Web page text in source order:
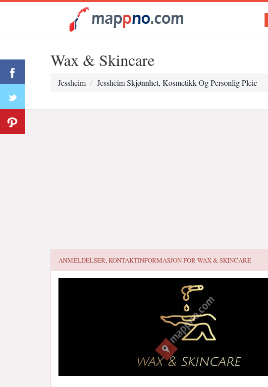
Wax & Skincare
Jessheim Jessheim Skjønnhet, Kosmetikk Og Personlig Pleie
ANMELDELSER, KONTAKTINFORMASJON FORWAX & SKINCARE